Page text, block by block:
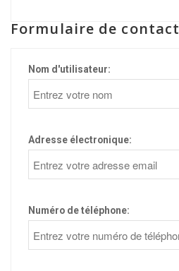
Formulaire de contact
Nom d'utilisateur:
Adresse électronique:
Numéro de téléphone: